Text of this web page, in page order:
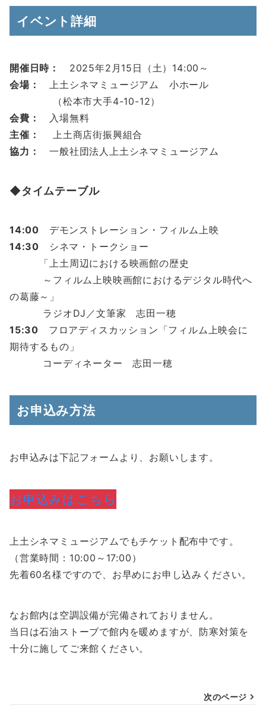
イベント詳細
開催日時：
2025年2月15日（土）14:00～
会場：
上土シネマミュージアム 小ホール
（松本市大手4-10-12）
会費：
入場無料
主催：
上土商店街振興組合
協力：
一般社団法人上土シネマミュージアム
◆タイムテーブル
14:00 デモンストレーション・フィルム上映
14:30 シネマ・トークショー
「上土周辺における映画館の歴史
～フィルム上映映画館におけるデジタル時代へ
の葛藤～」
ラジオDJ／文筆家 志田一穂
15:30 フロアディスカッション「フィルム上映会に
期待するもの」
コーディネーター 志田一穂
お申込み方法
お申込みは下記フォームより、お願いします。
お申込みはこちら
上土シネマミュージアムでもチケット配布中です。
（営業時間：10:00～17:00）
先着60名様ですので、お早めにお申し込みください。
なお館内は空調設備が完備されておりません。
当日は石油ストーブで館内を暖めますが、防寒対策を
十分に施してご来館ください。
次のページ